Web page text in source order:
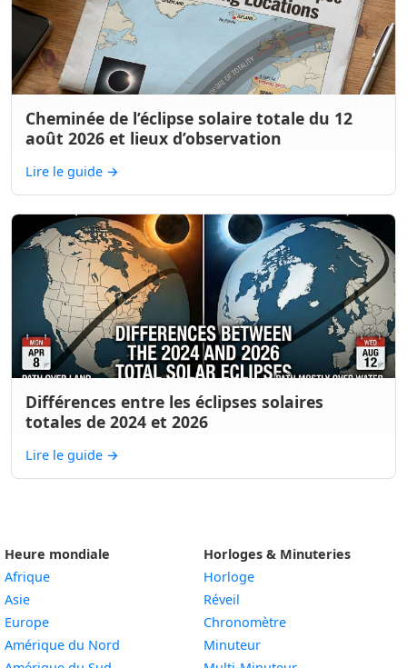
Cheminée de l’éclipse solaire totale du 12
août 2026 et lieux d’observation
Lire le guide →
Différences entre les éclipses solaires
totales de 2024 et 2026
Lire le guide →
Heure mondiale
Afrique
Asie
Europe
Amérique du Nord
Horloges & Minuteries
Horloge
Réveil
Chronomètre
Minuteur